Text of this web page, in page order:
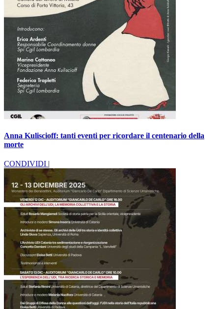
Anna Kuliscioff: tanti eventi per ricordare il centenario della
morte
CONDIVIDI |